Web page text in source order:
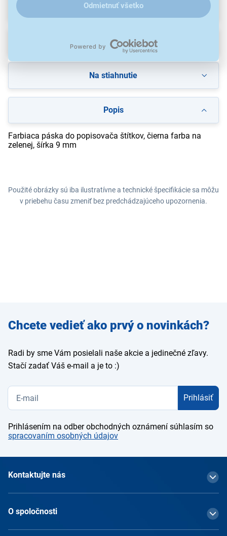
Odmietnuť všetko
Popis
Farbiaca páska do popisovača štítkov, čierna farba na
zelenej, šírka 9 mm
Parametre
Recenzie
Na stiahnutie
Použité obrázky sú iba ilustratívne a technické špecifikácie sa môžu
v priebehu času zmeniť bez predchádzajúceho upozornenia.
Zadajte
e-mail
Chcete vedieť ako prvý o novinkách?
Radi by sme Vám posielali naše akcie a jedinečné zľavy.
Stačí zadať Váš e-mail a je to :)
Prihlásiť
Prihlásením na odber obchodných oznámení súhlasím so
spracovaním osobných údajov
Kontaktujte nás
O spoločnosti